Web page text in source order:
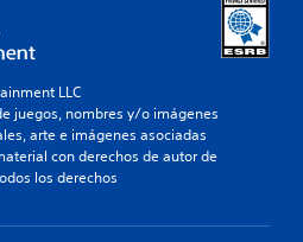
LLC
juegos, nombres y/o imágenes
arte e imágenes asociadas
con derechos de autor de
los derechos